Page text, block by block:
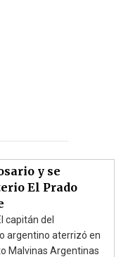
y se
El Prado
capitán del
argentino aterrizó en
Malvinas Argentinas